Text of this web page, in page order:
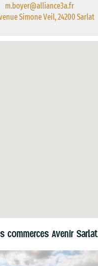
m.boyer@alliance3a.fr
Simone Veil, 24200 Sarlat
commerces Avenir Sarlat